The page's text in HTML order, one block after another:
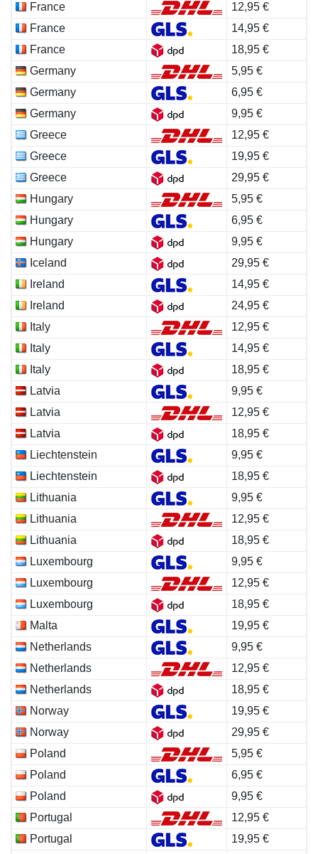
France
12,95 €
France
14,95 €
France
18,95 €
Germany
5,95 €
Germany
6,95 €
Germany
9,95 €
Greece
12,95 €
Greece
19,95 €
Greece
29,95 €
Hungary
5,95 €
Hungary
6,95 €
Hungary
9,95 €
Iceland
29,95 €
Ireland
14,95 €
Ireland
24,95 €
Italy
12,95 €
Italy
14,95 €
Italy
18,95 €
Latvia
9,95 €
Latvia
12,95 €
Latvia
18,95 €
Liechtenstein
9,95 €
Liechtenstein
18,95 €
Lithuania
9,95 €
Lithuania
12,95 €
Lithuania
18,95 €
Luxembourg
9,95 €
Luxembourg
12,95 €
Luxembourg
18,95 €
Malta
19,95 €
Netherlands
9,95 €
Netherlands
12,95 €
Netherlands
18,95 €
Norway
19,95 €
Norway
29,95 €
Poland
5,95 €
Poland
6,95 €
Poland
9,95 €
Portugal
12,95 €
Portugal
19,95 €